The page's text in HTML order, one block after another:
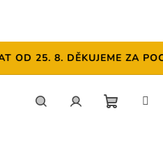
25. 8. DĚKUJEME ZA